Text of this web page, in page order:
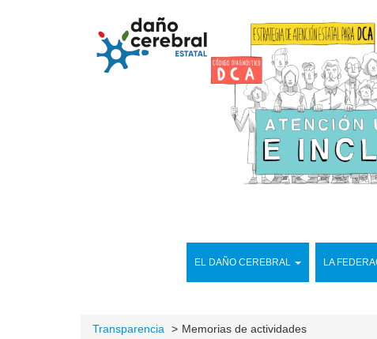
EL DAÑO CEREBRAL LA
Transparencia Memorias de actividades